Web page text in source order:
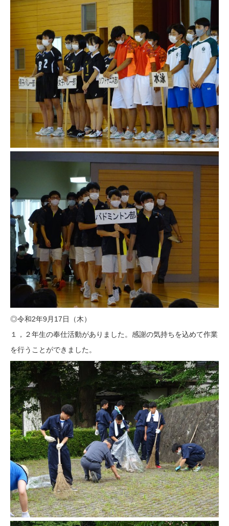
◎令和2年9月17日（木）
１，２年生の奉仕活動がありました。感謝の気持ちを込めて作業
を行うことができました。